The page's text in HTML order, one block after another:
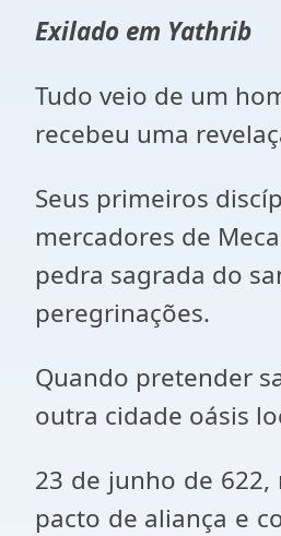
Exilado em Yathrib
Tudo veio de um
recebeu uma
Seus primeiros
mercadores de
pedra sagrada do
peregrinações.
Quando pretender
outra cidade oásis
23 de junho de
pacto de aliança e